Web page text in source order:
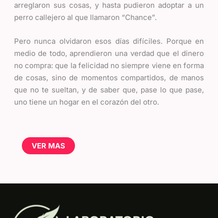
arreglaron sus cosas, y hasta pudieron adoptar a un
perro callejero al que llamaron “Chance”.
Pero nunca olvidaron esos días difíciles. Porque en
medio de todo, aprendieron una verdad que el dinero
no compra: que la felicidad no siempre viene en forma
de cosas, sino de momentos compartidos, de manos
que no te sueltan, y de saber que, pase lo que pase,
uno tiene un hogar en el corazón del otro.
VER MAS